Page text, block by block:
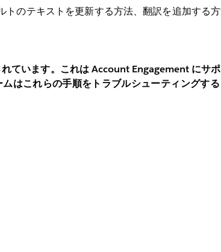
のテキストを更新する方法、翻訳を追加する
ています。これは Account Engagement にサ
はこれらの手順をトラブルシューティングす
再登録ボタンのテキスト